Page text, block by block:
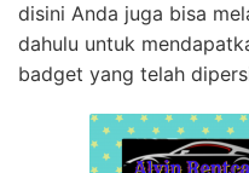
disini Anda juga bisa
dahulu untuk
badget yang telah